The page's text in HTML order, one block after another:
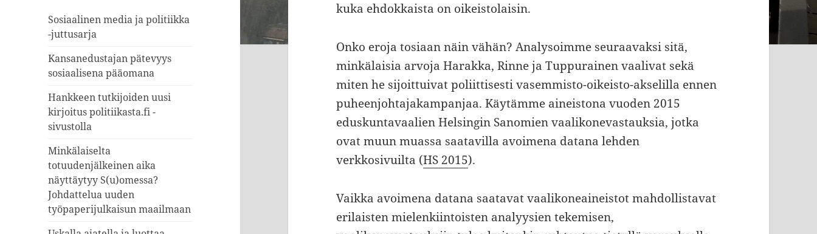
Sosiaalinen media ja politiikka
-juttusarja
Kansanedustajan pätevyys
sosiaalisena pääomana
Hankkeen tutkijoiden uusi
kirjoitus politiikasta.fi -
sivustolla
Minkälaiselta
totuudenjälkeinen aika
näyttäytyy S(u)omessa?
Johdattelua uuden
työpaperijulkaisun maailmaan
kuka ehdokkaista on oikeistolaisin.
Onko eroja tosiaan näin vähän? Analysoimme seuraavaksi sitä,
minkälaisia arvoja Harakka, Rinne ja Tuppurainen vaalivat sekä
miten he sijoittuivat poliittisesti vasemmisto-oikeisto-akselilla ennen
puheenjohtajakampanjaa. Käytämme aineistona vuoden 2015
eduskuntavaalien Helsingin Sanomien vaalikonevastauksia, jotka
ovat muun muassa saatavilla avoimena datana lehden
verkkosivuilta (HS 2015).
Vaikka avoimena datana saatavat vaalikoneaineistot mahdollistavat
erilaisten mielenkiintoisten analyysien tekemisen,